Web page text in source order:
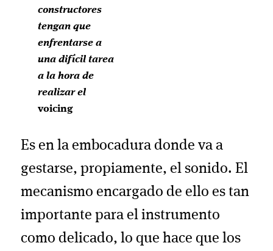
constructores
tengan que
enfrentarse a
una difícil tarea
a la hora de
realizar el
voicing
Es en la embocadura donde va a
gestarse, propiamente, el sonido. El
mecanismo encargado de ello es tan
importante para el instrumento
como delicado, lo que hace que los